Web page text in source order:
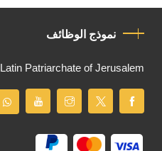
نموذج الوظائف
Latin Patriarchate of Jerusalem